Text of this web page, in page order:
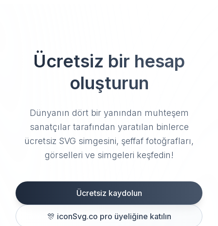
Ücretsiz bir hesap
oluşturun
Dünyanın dört bir yanından muhteşem
sanatçılar tarafından yaratılan binlerce
ücretsiz SVG simgesini, şeffaf fotoğrafları,
görselleri ve simgeleri keşfedin!
Ücretsiz kaydolun
🎊 iconSvg.co pro üyeliğine katılın